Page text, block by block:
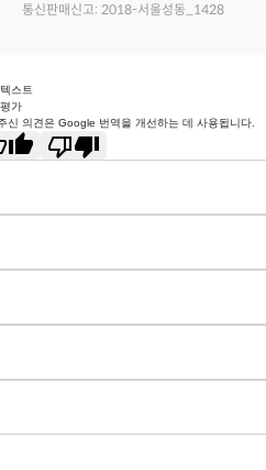
통신판매신고: 2018-서울성동_1428
스트
가
신 의견은 Google 번역을 개선하는 데 사용됩니다.